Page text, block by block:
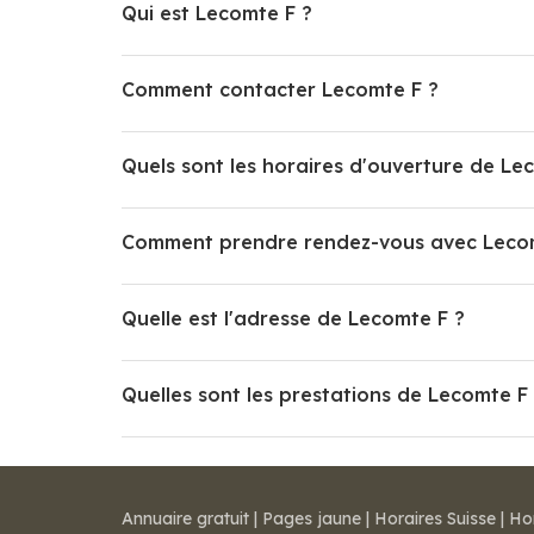
Qui est Lecomte F ?
Comment contacter Lecomte F ?
Quels sont les horaires d'ouverture de
Comment prendre rendez-vous avec
Quelle est l'adresse de Lecomte F ?
Quelles sont les prestations de Lecomte F
Annuaire gratuit | Pages jaune | Horaires Suisse |